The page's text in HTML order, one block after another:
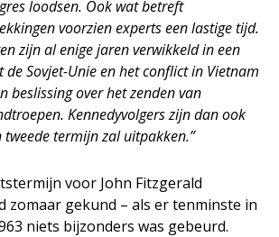
loodsen. Ook wat betreft
voorzien experts een lastige tijd.
zijn al enige jaren verwikkeld in een
de Sovjet-Unie en het conflict in Vietnam
beslissing over het zenden van
Kennedyvolgers zijn dan ook
termijn zal uitpakken.”
voor John Fitzgerald
zomaar gekund – als er tenminste in
niets bijzonders was gebeurd.